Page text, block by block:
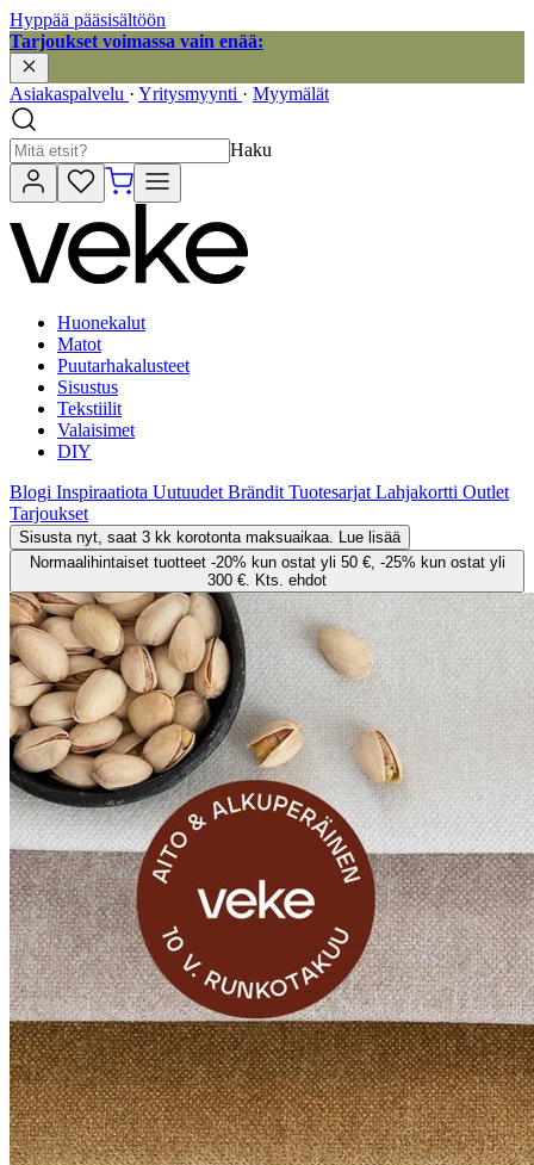
Hyppää pääsisältöön
Tarjoukset voimassa vain enää:
Asiakaspalvelu · Yritysmyynti · Myymälät
Haku
Huonekalut
Matot
Puutarhakalusteet
Sisustus
Tekstiilit
Valaisimet
DIY
Blogi Inspiraatiota Uutuudet Brändit Tuotesarjat Lahjakortti Outlet
Tarjoukset
Sisusta nyt, saat 3 kk korotonta maksuaikaa. Lue lisää
Normaalihintaiset tuotteet -20% kun ostat yli 50 €, -25% kun ostat yli
300 €. Kts. ehdot